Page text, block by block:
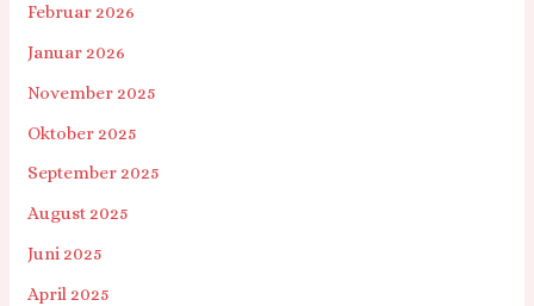
Februar 2026
Januar 2026
November 2025
Oktober 2025
September 2025
August 2025
Juni 2025
April 2025